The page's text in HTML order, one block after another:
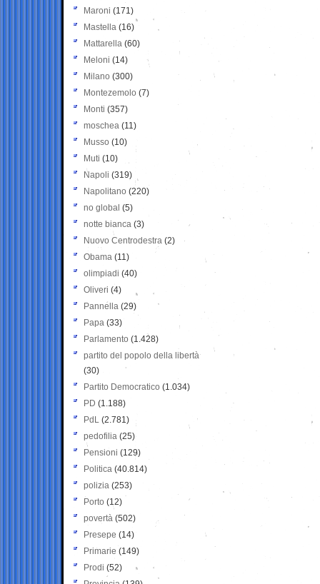
Maroni (171)
Mastella (16)
Mattarella (60)
Meloni (14)
Milano (300)
Montezemolo (7)
Monti (357)
moschea (11)
Musso (10)
Muti (10)
Napoli (319)
Napolitano (220)
no global (5)
notte bianca (3)
Nuovo Centrodestra (2)
Obama (11)
olimpiadi (40)
Oliveri (4)
Pannella (29)
Papa (33)
Parlamento (1.428)
partito del popolo della libertà
(30)
Partito Democratico (1.034)
PD (1.188)
PdL (2.781)
pedofilia (25)
Pensioni (129)
Politica (40.814)
polizia (253)
Porto (12)
povertà (502)
Presepe (14)
Primarie (149)
Prodi (52)